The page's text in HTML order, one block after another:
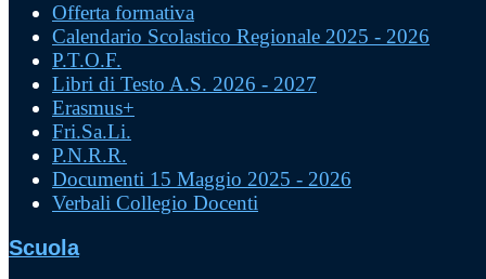
Offerta formativa
Calendario Scolastico Regionale 2025 - 2026
P.T.O.F.
Libri di Testo A.S. 2026 - 2027
Erasmus+
Fri.Sa.Li.
P.N.R.R.
Documenti 15 Maggio 2025 - 2026
Verbali Collegio Docenti
Scuola